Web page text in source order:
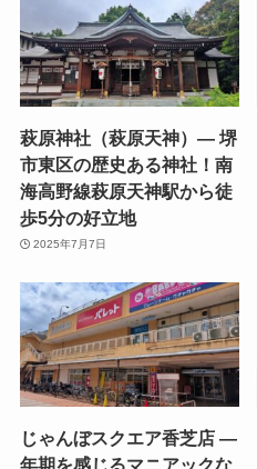
萩原神社（萩原天神）— 堺
市東区の歴史ある神社！南
海高野線萩原天神駅から徒
歩5分の好立地
2025年7月7日
じゃんぼスクエア香芝店 —
年期を感じるマニアックな